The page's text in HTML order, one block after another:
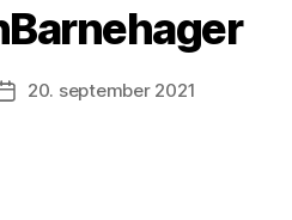
Publiseringsdato
20. september 2021